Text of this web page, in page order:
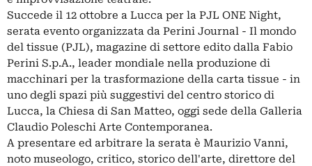
Succede il 12 ottobre a Lucca per la PJL ONE Night,
serata evento organizzata da Perini Journal - Il mondo
del tissue (PJL), magazine di settore edito dalla Fabio
Perini S.p.A., leader mondiale nella produzione di
macchinari per la trasformazione della carta tissue - in
uno degli spazi più suggestivi del centro storico di
Lucca, la Chiesa di San Matteo, oggi sede della Galleria
Claudio Poleschi Arte Contemporanea.
A presentare ed arbitrare la serata è Maurizio Vanni,
noto museologo, critico, storico dell'arte, direttore del